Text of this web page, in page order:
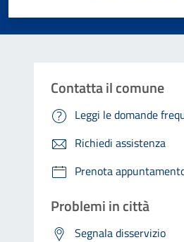
Contatta il comune
Leggi le domande
Richiedi assistenza
Prenota
Problemi in città
Segnala disservizio